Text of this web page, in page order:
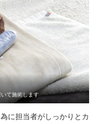
て施術します
に担当者がしっかりとカ